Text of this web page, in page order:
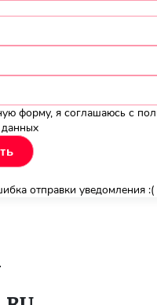
форму, я соглашаюсь с
отправки уведомления :(